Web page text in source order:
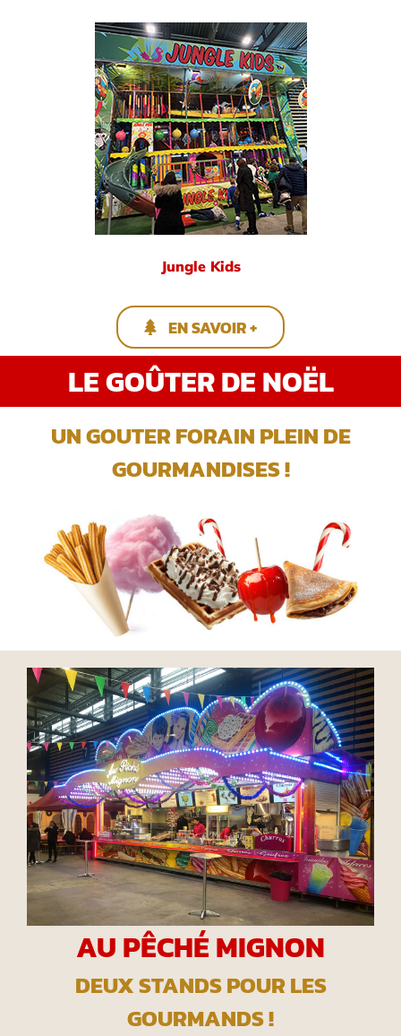
Jungle Kids
EN SAVOIR +
LE GOÛTER DE NOËL
UN GOUTER FORAIN PLEIN DE
GOURMANDISES !
AU PÊCHÉ MIGNON
DEUX STANDS POUR LES
GOURMANDS !